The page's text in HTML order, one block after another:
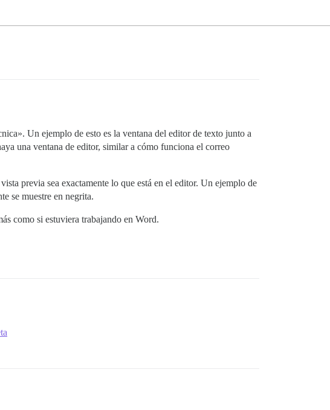
Un ejemplo de esto es la ventana del editor de texto junto a
una ventana de editor, similar a cómo funciona el correo
previa sea exactamente lo que está en el editor. Un ejemplo de
se muestre en negrita.
como si estuviera trabajando en Word.